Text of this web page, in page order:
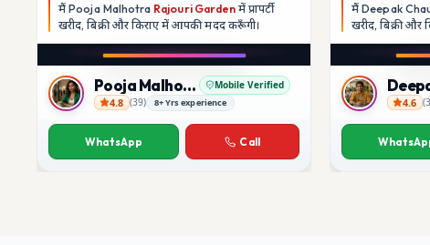
मैंPooja Malhotra Rajouri Garden में प्रापर्टी
खरीद, बिक्री और किराए में आपकी मदद करूँगी।
Pooja Malhotra
Pooja Malhotra Mobile Verified
4.8 (39) 8+ Yrs experience
WhatsApp Call
मैंDeepak
खरीद, बिक्री
Deepak
4.6 (